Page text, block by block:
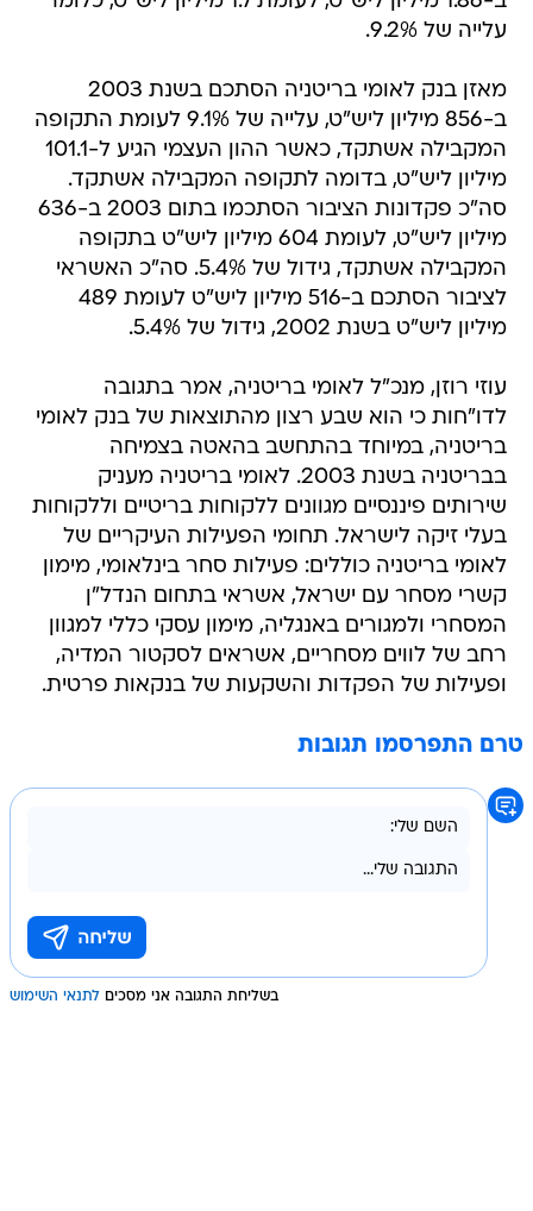
עלייה של 9.2%.
מאזן בנק לאומי בריטניה הסתכם בשנת 2003
ב-856 מיליון ליש"ט, עלייה של 9.1% לעומת התקופה
המקבילה אשתקד, כאשר ההון העצמי הגיע ל-101.1
מיליון ליש"ט, בדומה לתקופה המקבילה אשתקד.
סה"כ פקדונות הציבור הסתכמו בתום 2003 ב-636
מיליון ליש"ט, לעומת 604 מיליון ליש"ט בתקופה
המקבילה אשתקד, גידול של 5.4%. סה"כ האשראי
לציבור הסתכם ב-516 מיליון ליש"ט לעומת 489
מיליון ליש"ט בשנת 2002, גידול של 5.4%.
עוזי רוזן, מנכ"ל לאומי בריטניה, אמר בתגובה
לדו"חות כי הוא שבע רצון מהתוצאות של בנק לאומי
בריטניה, במיוחד בהתחשב בהאטה בצמיחה
בבריטניה בשנת 2003. לאומי בריטניה מעניק
שירותים פיננסיים מגוונים ללקוחות בריטיים וללקוחות
בעלי זיקה לישראל. תחומי הפעילות העיקריים של
לאומי בריטניה כוללים: פעילות סחר בינלאומי, מימון
קשרי מסחר עם ישראל, אשראי בתחום הנדל"ן
המסחרי ולמגורים באנגליה, מימון עסקי כללי למגוון
רחב של לווים מסחריים, אשראים לסקטור המדיה,
ופעילות של הפקדות והשקעות של בנקאות פרטית.
טרם התפרסמו תגובות
בשליחת התגובה אני מסכים לתנאי השימוש